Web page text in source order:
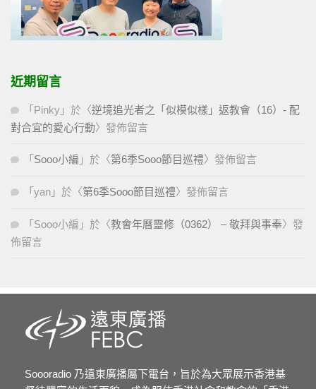
近期留言
「 Pinky 」於〈逆境追光者之「似模似樣」返教會（16）- 配
對合宜的愛心行動〉發佈留言
「 Sooo小編 」於〈第6季Sooo節目巡禮〉發佈留言
「 yan 」於〈第6季Sooo節目巡禮〉發佈留言
「 Sooo小編 」於〈教會年曆靈修（0362） – 敬拜與事奉〉發
佈留言
Soooradio 乃遠東廣播屬下電台，旨於為大眾展示香港基